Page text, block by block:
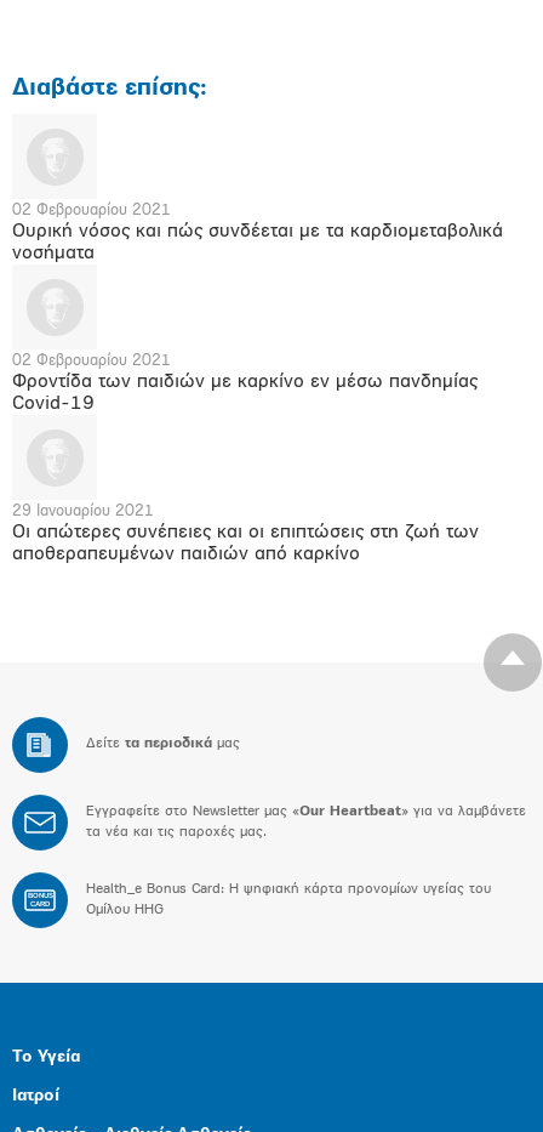
Διαβάστε επίσης:
02 Φεβρουαρίου 2021
Ουρική νόσος και πώς συνδέεται με τα καρδιομεταβολικά
νοσήματα
02 Φεβρουαρίου 2021
Φροντίδα των παιδιών με καρκίνο εν μέσω πανδημίας
Covid-19
29 Ιανουαρίου 2021
Οι απώτερες συνέπειες και οι επιπτώσεις στη ζωή των
αποθεραπευμένων παιδιών από καρκίνο
Δείτε τα περιοδικά μας
Εγγραφείτε στο Newsletter μας «Our Heartbeat» για να λαμβάνετε
τα νέα και τις παροχές μας.
BONUS
CARD
Health_e Bonus Card: H ψηφιακή κάρτα προνομίων υγείας του
Ομίλου HHG
Το Υγεία
Ιατροί